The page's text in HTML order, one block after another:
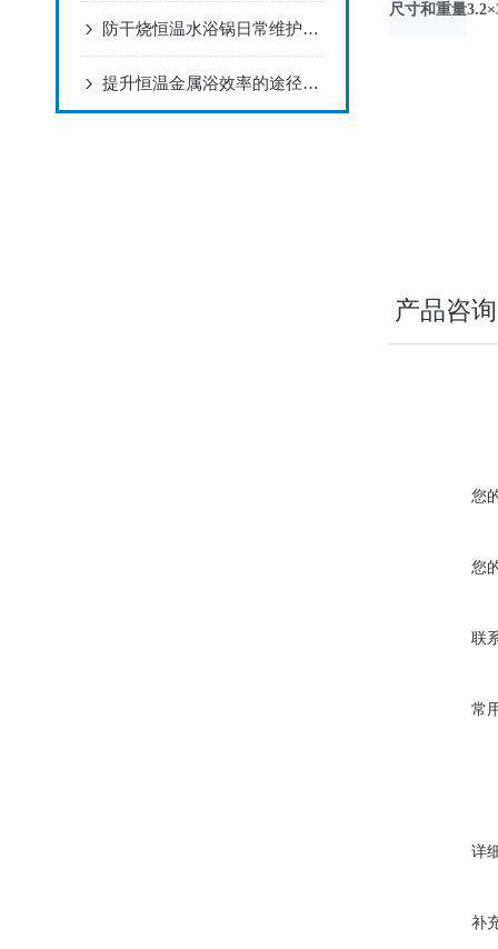
防干烧恒温水浴锅日常维护要点
提升恒温金属浴效率的途径有哪些
尺寸和重量
产品咨询
您
您
联
常
详
补